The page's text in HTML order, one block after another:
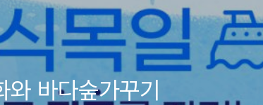
바다숲가꾸기